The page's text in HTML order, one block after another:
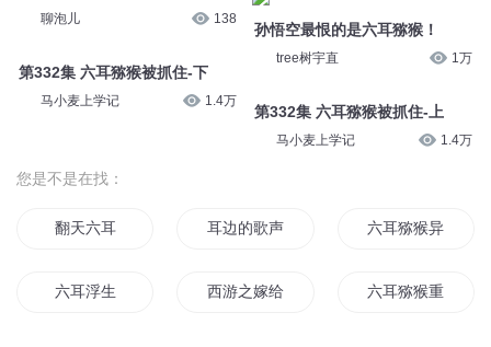
聊泡儿 138
第332集 六耳猕猴被抓住-下
马小麦上学记 1.4万
孙悟空最恨的是六耳猕猴！
tree树宇直 1万
第332集 六耳猕猴被抓住-上
马小麦上学记 1.4万
您是不是在找：
翻天六耳 耳边的歌声 六耳猕猴异界重生
六耳浮生 西游之嫁给六耳猕猴 六耳猕猴重生异